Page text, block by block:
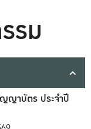
รม
ญาบัตร ประจำปี